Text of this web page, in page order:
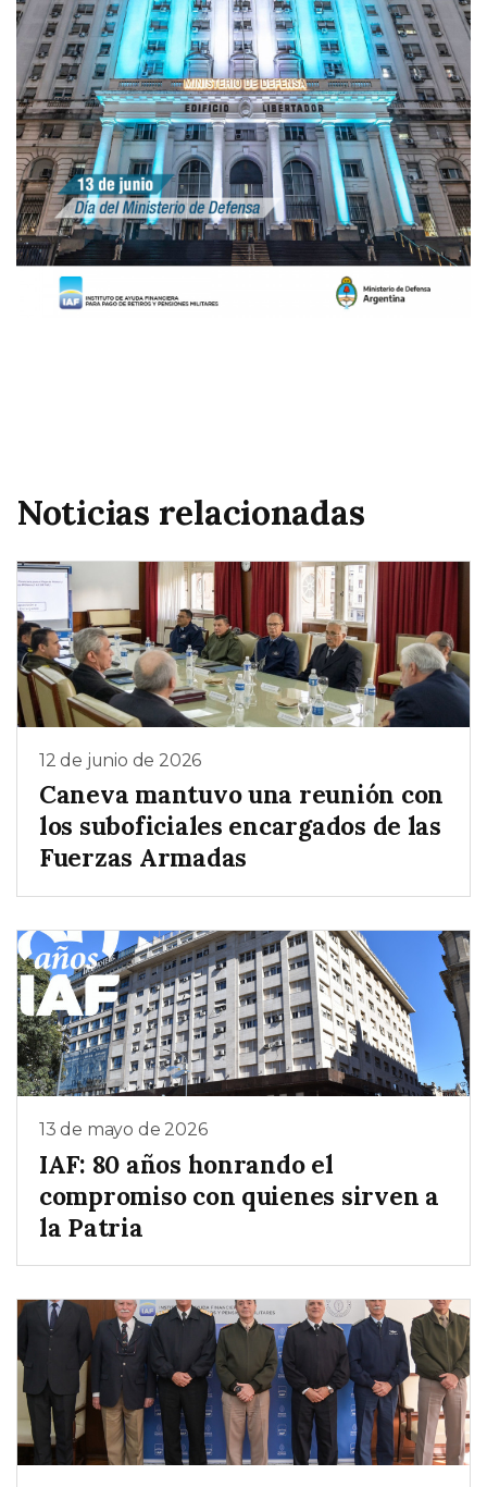
Noticias relacionadas
12 de junio de 2026
Caneva mantuvo una reunión con
los suboficiales encargados de las
Fuerzas Armadas
13 de mayo de 2026
IAF: 80 años honrando el
compromiso con quienes sirven a
la Patria